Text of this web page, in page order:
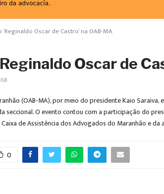
Oscar de Castro’ na OAB-MA
Oscar de
(OAB-MA), por meio do presidente Kaio
seccional. O evento contou com a participação do
de Assistência dos Advogados do Maranhão e da
0